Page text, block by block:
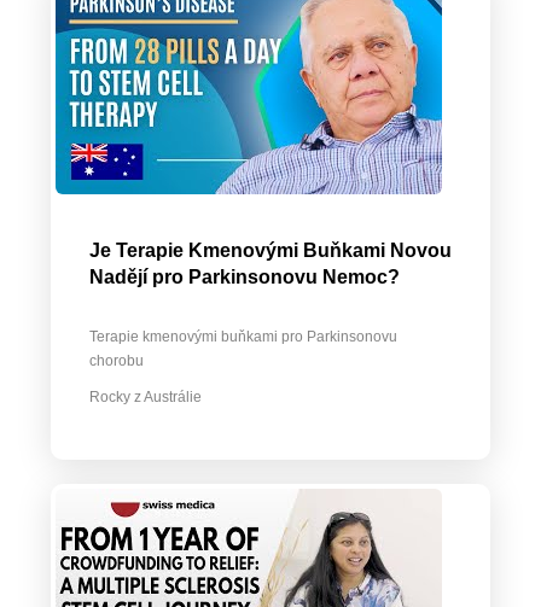
Je Terapie Kmenovými Buňkami Novou
Nadějí pro Parkinsonovu Nemoc?
Terapie kmenovými buňkami pro Parkinsonovu
chorobu
Rocky z Austrálie